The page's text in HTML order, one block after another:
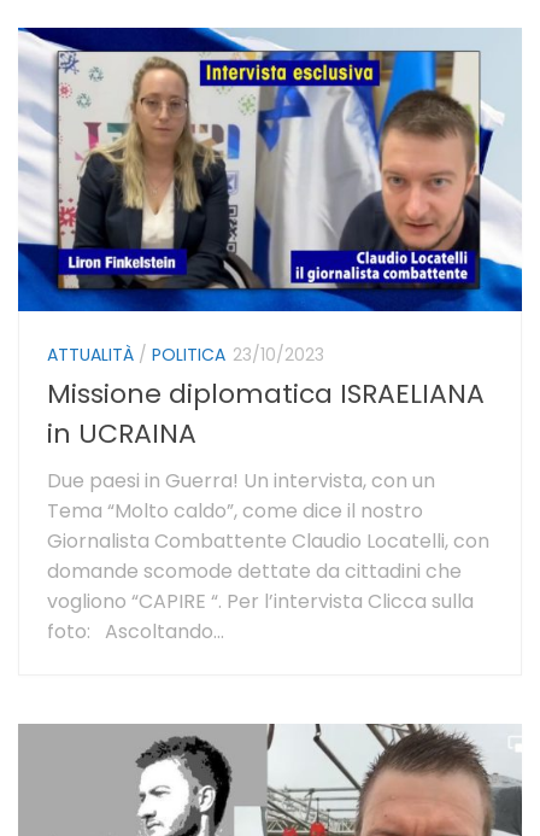
ATTUALITÀ / POLITICA 23/10/2023
Missione diplomatica ISRAELIANA
in UCRAINA
Due paesi in Guerra! Un intervista, con un
Tema “Molto caldo”, come dice il nostro
Giornalista Combattente Claudio Locatelli, con
domande scomode dettate da cittadini che
vogliono “CAPIRE “. Per l’intervista Clicca sulla
foto: Ascoltando...